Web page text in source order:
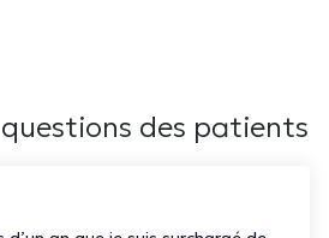
questions des patients